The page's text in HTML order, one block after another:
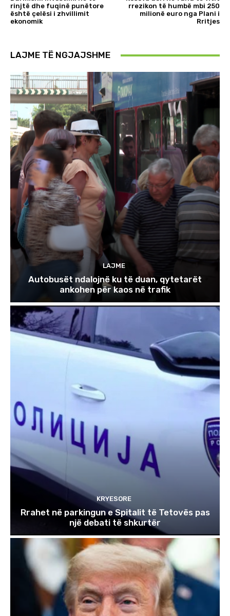
rinjtë dhe fuqinë punëtore
është çelësi i zhvillimit
ekonomik
rrezikon të humbë mbi 250
milionë euro nga Plani i
Rritjes
LAJME TË NGJAJSHME
LAJME
Autobusët ndalojnë ku të duan, qytetarët
ankohen për kaos në trafik
KRYESORE
Rrahet në parkingun e Spitalit të Tetovës pas
një debati të shkurtër